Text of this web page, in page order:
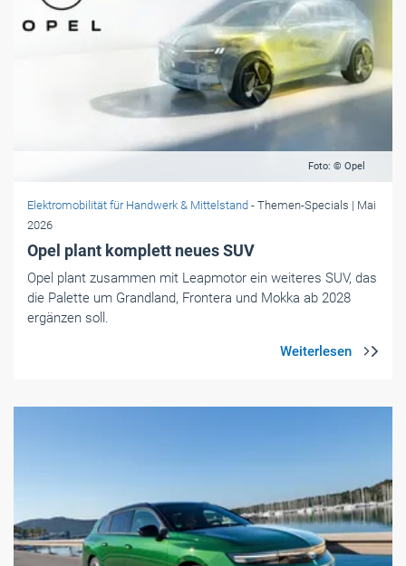
Foto: © Opel
Elektromobilität für Handwerk & Mittelstand - Themen-Specials | Mai
2026
Opel plant komplett neues SUV
Opel plant zusammen mit Leapmotor ein weiteres SUV, das
die Palette um Grandland, Frontera und Mokka ab 2028
ergänzen soll.